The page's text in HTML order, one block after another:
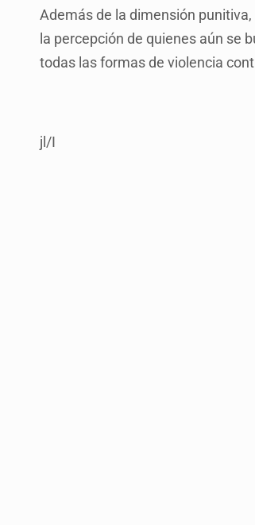
Además de la dimensión
la percepción de quienes aún se
todas las formas de violencia
jl/I